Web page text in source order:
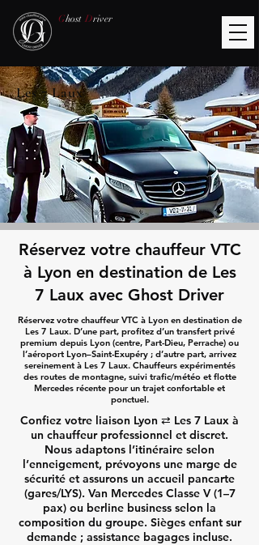
Ghost Driver
Les 7 Laux
Réservez votre chauffeur VTC
à Lyon en destination de Les
7 Laux avec Ghost Driver
Réservez votre chauffeur VTC à Lyon en destination de
Les 7 Laux. D’une part, profitez d’un transfert privé
premium depuis Lyon (centre, Part-Dieu, Perrache) ou
l’aéroport Lyon–Saint-Exupéry ; d’autre part, arrivez
sereinement à Les 7 Laux. Chauffeurs expérimentés
des routes de montagne, suivi trafic/météo et flotte
Mercedes récente pour un trajet confortable et
ponctuel.
Confiez votre liaison Lyon ⇄ Les 7 Laux à
un chauffeur professionnel et discret.
Nous adaptons l’itinéraire selon
l’enneigement, prévoyons une marge de
sécurité et assurons un accueil pancarte
(gares/LYS). Van Mercedes Classe V (1–7
pax) ou berline business selon la
composition du groupe. Sièges enfant sur
demande ; assistance bagages incluse.